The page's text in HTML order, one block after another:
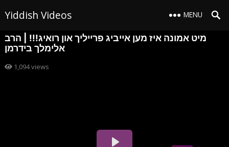
Yiddish Videos MENU
מיט אמונה איז מען אייביג פרייליך און רואיג!!! | הרב
אלימלך בידרמן
1,094views